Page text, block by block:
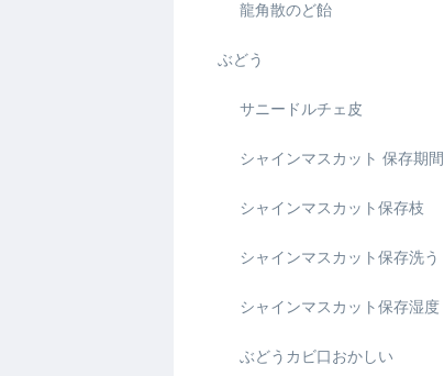
龍角散のど飴
ぶどう
サニードルチェ皮
シャインマスカット 保存期間
シャインマスカット保存枝
シャインマスカット保存洗う
シャインマスカット保存湿度
ぶどうカビ口おかしい